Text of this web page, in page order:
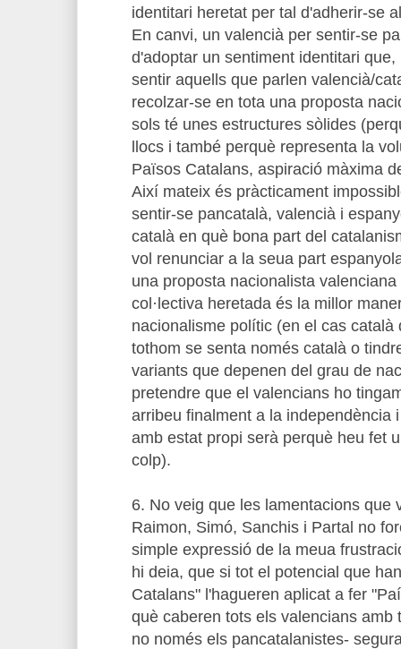
identitari heretat per tal d'adherir-se
En canvi, un valencià per sentir-se
d'adoptar un sentiment identitari
sentir aquells que parlen valencià/
recolzar-se en tota una proposta
sols té unes estructures sòlides
llocs i també perquè representa la
Països Catalans, aspiració màxima
Així mateix és pràcticament
sentir-se pancatalà, valencià i
català en què bona part del
vol renunciar a la seua part
una proposta nacionalista
col·lectiva heretada és la millor
nacionalisme polític (en el cas
tothom se senta només català o
variants que depenen del grau de
pretendre que el valencians ho
arribeu finalment a la independència
amb estat propi serà perquè heu fet
colp).
6. No veig que les lamentacions que
Raimon, Simó, Sanchis i Partal no
simple expressió de la meua
hi deia, que si tot el potencial que
Catalans" l'hagueren aplicat a fer
què caberen tots els valencians amb
no només els pancatalanistes-